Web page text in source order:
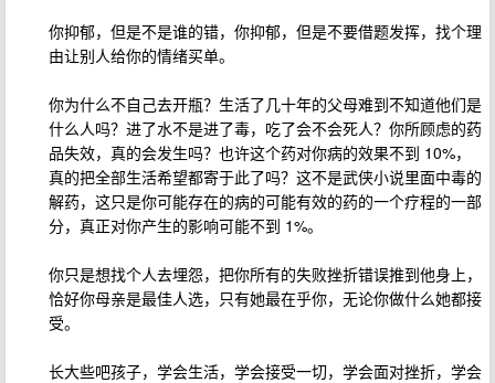
你抑郁，但是不是谁的错，你抑郁，但是不要借题发挥，找个理
由让别人给你的情绪买单。
你为什么不自己去开瓶？生活了几十年的父母难到不知道他们是
什么人吗？进了水不是进了毒，吃了会不会死人？你所顾虑的药
品失效，真的会发生吗？也许这个药对你病的效果不到 10%，
真的把全部生活希望都寄于此了吗？这不是武侠小说里面中毒的
解药，这只是你可能存在的病的可能有效的药的一个疗程的一部
分，真正对你产生的影响可能不到 1%。
你只是想找个人去埋怨，把你所有的失败挫折错误推到他身上，
恰好你母亲是最佳人选，只有她最在乎你，无论你做什么她都接
受。
长大些吧孩子，学会生活，学会接受一切，学会面对挫折，学会